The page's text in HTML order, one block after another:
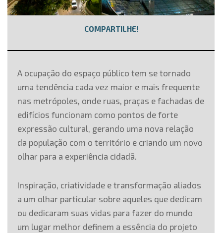
COMPARTILHE!
A ocupação do espaço público tem se tornado
uma tendência cada vez maior e mais frequente
nas metrópoles, onde ruas, praças e fachadas de
edifícios funcionam como pontos de forte
expressão cultural, gerando uma nova relação
da população com o território e criando um novo
olhar para a experiência cidadã.
Inspiração, criatividade e transformação aliados
a um olhar particular sobre aqueles que dedicam
ou dedicaram suas vidas para fazer do mundo
um lugar melhor definem a essência do projeto